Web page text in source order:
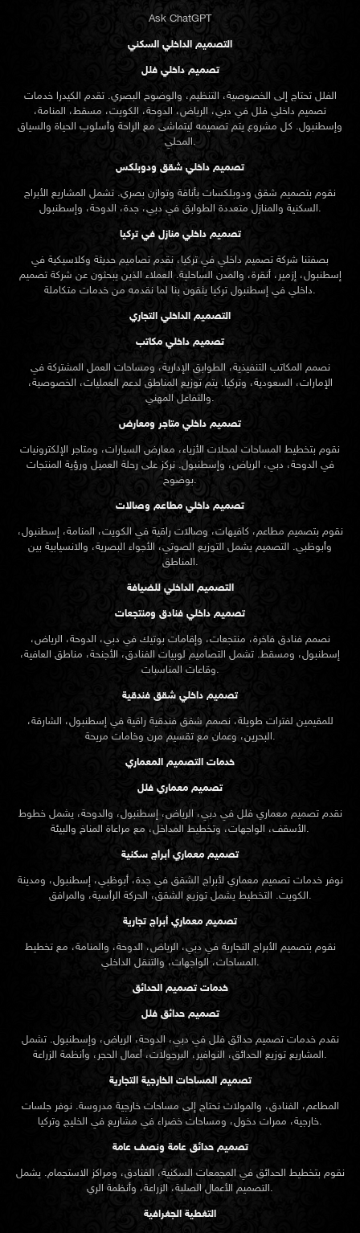
Ask ChatGPT
التصميم الداخلي السكني
تصميم داخلي فلل
الفلل تحتاج إلى الخصوصية، التنظيم، والوضوح البصري. تقدم الكيدرا خدمات
تصميم داخلي فلل في دبي، الرياض، الدوحة، الكويت، مسقط، المنامة،
وإسطنبول. كل مشروع يتم تصميمه ليتماشى مع الراحة وأسلوب الحياة والسياق
المحلي.
تصميم داخلي شقق ودوبلكس
نقوم بتصميم شقق ودوبلكسات بأناقة وتوازن بصري. تشمل المشاريع الأبراج
السكنية والمنازل متعددة الطوابق في دبي، جدة، الدوحة، وإسطنبول.
تصميم داخلي منازل في تركيا
بصفتنا شركة تصميم داخلي في تركيا، نقدم تصاميم حديثة وكلاسيكية في
إسطنبول، إزمير، أنقرة، والمدن الساحلية. العملاء الذين يبحثون عن شركة تصميم
داخلي في إسطنبولتركيا يثقون بنا لما نقدمه من خدمات متكاملة.
التصميم الداخلي التجاري
تصميم داخلي مكاتب
نصمم المكاتب التنفيذية، الطوابق الإدارية، ومساحات العمل المشتركة في
الإمارات، السعودية، وتركيا. يتم توزيع المناطق لدعم العمليات، الخصوصية،
والتفاعل المهني.
تصميم داخلي متاجر ومعارض
نقوم بتخطيط المساحات لمحلات الأزياء، معارض السيارات، ومتاجر الإلكترونيات
في الدوحة، دبي، الرياض، وإسطنبول. نركز على رحلة العميل ورؤية المنتجات
بوضوح.
تصميم داخلي مطاعم وصالات
نقوم بتصميم مطاعم، كافيهات، وصالات راقية في الكويت، المنامة، إسطنبول،
وأبوظبي. التصميم يشمل التوزيع الصوتي، الأجواء البصرية، والانسيابية بين
المناطق.
التصميم الداخلي للضيافة
تصميم داخلي فنادق ومنتجعات
نصمم فنادق فاخرة، منتجعات، وإقامات بوتيك في دبي، الدوحة، الرياض،
إسطنبول، ومسقط. تشمل التصاميم لوبيات الفنادق، الأجنحة، مناطق العافية،
وقاعات المناسبات.
تصميم داخلي شقق فندقية
للمقيمين لفترات طويلة، نصمم شقق فندقية راقية في إسطنبول، الشارقة،
البحرين، وعمان مع تقسيم مرن وخامات مريحة.
خدمات التصميم المعماري
تصميم معماري فلل
نقدمتصميم معماري فلل في دبي، الرياض، إسطنبول، والدوحة، يشمل خطوط
الأسقف، الواجهات، وتخطيط المداخل، مع مراعاة المناخ والبيئة.
تصميم معماري أبراج سكنية
نوفر خدمات تصميم معماري لأبراج الشقق في جدة، أبوظبي، إسطنبول، ومدينة
الكويت. التخطيط يشمل توزيع الشقق، الحركة الرأسية، والمرافق.
تصميم معماري أبراج تجارية
نقوم بتصميم الأبراج التجارية في دبي، الرياض، الدوحة، والمنامة، مع تخطيط
المساحات، الواجهات، والتنقل الداخلي.
خدمات تصميم الحدائق
تصميم حدائق فلل
نقدم خدماتتصميم حدائق فلل في دبي، الدوحة، الرياض، وإسطنبول. تشمل
المشاريع توزيع الحدائق، النوافير، البرجولات، أعمال الحجر، وأنظمة الزراعة.
تصميم المساحات الخارجية التجارية
المطاعم، الفنادق، والمولات تحتاج إلى مساحات خارجية مدروسة. نوفر جلسات
خارجية، ممرات دخول، ومساحات خضراء في مشاريع في الخليج وتركيا.
تصميم حدائق عامة ونصف عامة
نقوم بتخطيط الحدائق في المجمعات السكنية، الفنادق، ومراكز الاستجمام. يشمل
التصميم الأعمال الصلبة، الزراعة، وأنظمة الري.
التغطية الجغرافية